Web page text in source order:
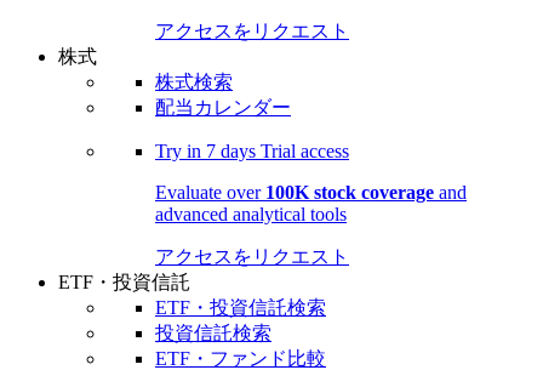
アクセスをリクエスト
株式
株式検索
配当カレンダー
Try in 7 days Trial access
Evaluate over 100K stock coverage and
advanced analytical tools
アクセスをリクエスト
ETF・投資信託
ETF・投資信託検索
投資信託検索
ETF・ファンド比較